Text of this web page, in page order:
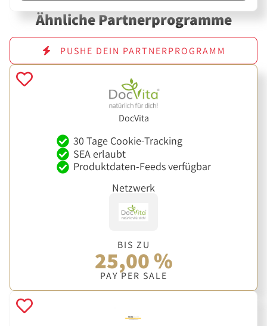
Ähnliche Partnerprogramme
PUSHE DEIN PARTNERPROGRAMM
DocVita
30 Tage Cookie-Tracking
SEA erlaubt
Produktdaten-Feeds verfügbar
Netzwerk
BIS ZU
25,00 %
PAY PER SALE